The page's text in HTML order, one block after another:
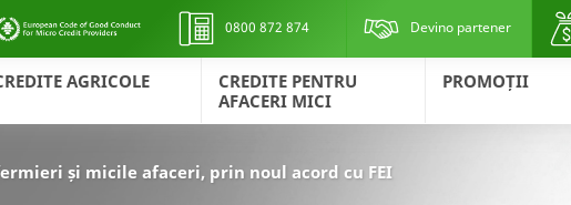
0800 872 874 Devino partener
AGRICOLE
CREDITE PENTRU
AFACERI MICI
PROMOȚII
și micile afaceri, prin noul acord cu FEI